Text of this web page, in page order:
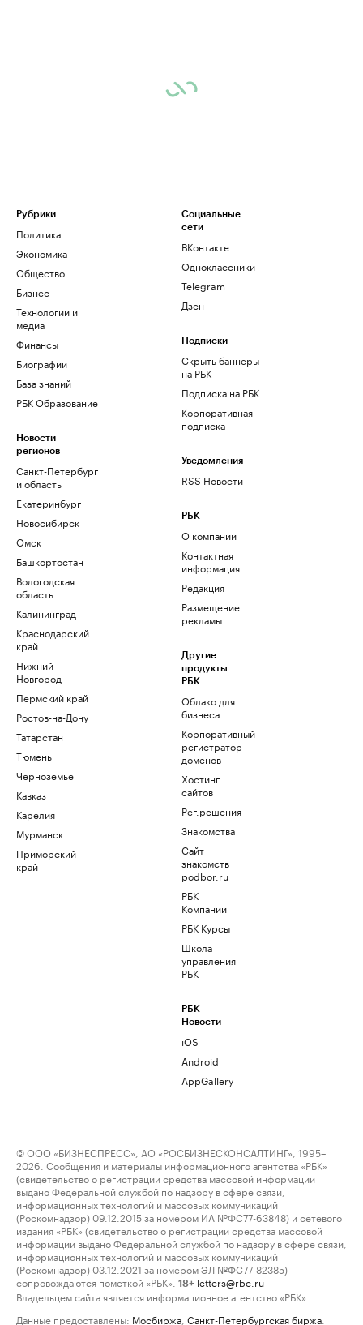
Рубрики
Политика
Экономика
Общество
Бизнес
Технологии и
медиа
Финансы
Биографии
База знаний
РБК Образование
Новости
регионов
Санкт-Петербург
и область
Екатеринбург
Новосибирск
Омск
Башкортостан
Вологодская
область
Калининград
Краснодарский
край
Нижний
Новгород
Пермский край
Ростов-на-Дону
Татарстан
Тюмень
Черноземье
Кавказ
Карелия
Мурманск
Приморский
край
Социальные
сети
ВКонтакте
Одноклассники
Telegram
Дзен
Подписки
Скрыть баннеры
на РБК
Подписка на РБК
Корпоративная
подписка
Уведомления
RSS Новости
РБК
О компании
Контактная
информация
Редакция
Размещение
рекламы
Другие
продукты
РБК
Облако для
бизнеса
Корпоративный
регистратор
доменов
Хостинг
сайтов
Рег.решения
Знакомства
Сайт
знакомств
podbor.ru
РБК
Компании
РБК Курсы
Школа
управления
РБК
РБК
Новости
iOS
Android
AppGallery
© ООО «БИЗНЕСПРЕСС», АО «РОСБИЗНЕСКОНСАЛТИНГ», 1995–
2026. Сообщения и материалы информационного агентства «РБК»
(свидетельство о регистрации средства массовой информации
выдано Федеральной службой по надзору в сфере связи,
информационных технологий и массовых коммуникаций
(Роскомнадзор) 09.12.2015 за номером ИА №ФС77-63848) и сетевого
издания «РБК» (свидетельство о регистрации средства массовой
информации выдано Федеральной службой по надзору в сфере связи,
информационных технологий и массовых коммуникаций
(Роскомнадзор) 03.12.2021 за номером ЭЛ №ФС77-82385)
сопровождаются пометкой «РБК».
18+ letters@rbc.ru
Владельцем сайта является информационное агентство «РБК».
Данные предоставлены: Мосбиржа Санкт-Петербургская биржа